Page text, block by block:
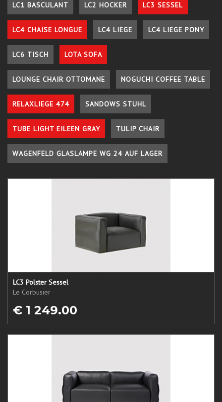
LC1 BASCULANT LC2 HOCKER LC3 SESSEL
LC4 CHAISE LONGUE LC4 LIEGE LC4 LIEGE PONY
LC6 TISCH LOTA SOFA
LOUNGE CHAIR OTTOMANE NOGUCHI COFFEE TABLE
RELAXLIEGE 474 SANDOWS STUHL
TUBE LIGHT EILEEN GRAY TULIP CHAIR
WAGENFELD GLASLAMPE WG 24 AUF LAGER
LC3 Polster Sessel
Le Corbusier
€ 1 249.00